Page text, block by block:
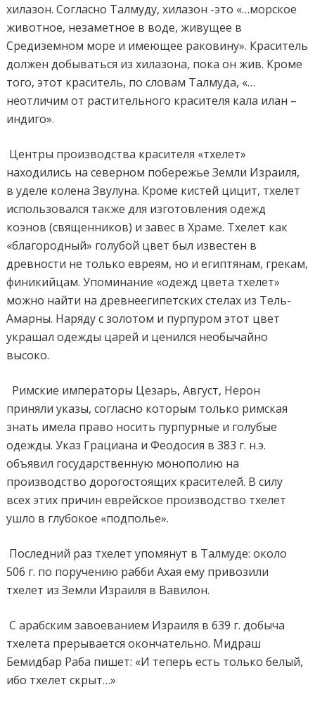
хилазон. Согласно Талмуду, хилазон -это «…морское
животное, незаметное в воде, живущее в
Средиземном море и имеющее раковину». Краситель
должен добываться из хилазона, пока он жив. Кроме
того, этот краситель, по словам Талмуда, «…
неотличим от растительного красителя кала илан –
индиго».
Центры производства красителя «тхелет»
находились на северном побережье Земли Израиля,
в уделе колена Звулуна. Кроме кистей цицит, тхелет
использовался также для изготовления одежд
коэнов (священников) и завес в Храме. Тхелет как
«благородный» голубой цвет был известен в
древности не только евреям, но и египтянам, грекам,
финикийцам. Упоминание «одежд цвета тхелет»
можно найти на древнеегипетских стелах из Тель-
Амарны. Наряду с золотом и пурпуром этот цвет
украшал одежды царей и ценился необычайно
высоко.
Римские императоры Цезарь, Август, Нерон
приняли указы, согласно которым только римская
знать имела право носить пурпурные и голубые
одежды. Указ Грациана и Феодосия в 383 г. н.э.
объявил государственную монополию на
производство дорогостоящих красителей. В силу
всех этих причин еврейское производство тхелет
ушло в глубокое «подполье».
Последний раз тхелет упомянут в Талмуде: около
506 г. по поручению рабби Ахая ему привозили
тхелет из Земли Израиля в Вавилон.
С арабским завоеванием Израиля в 639 г. добыча
тхелета прерывается окончательно. Мидраш
Бемидбар Раба пишет: «И теперь есть только белый,
ибо тхелет скрыт…»